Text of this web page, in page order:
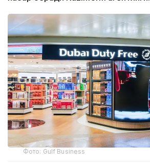
Фото: Gulf Business